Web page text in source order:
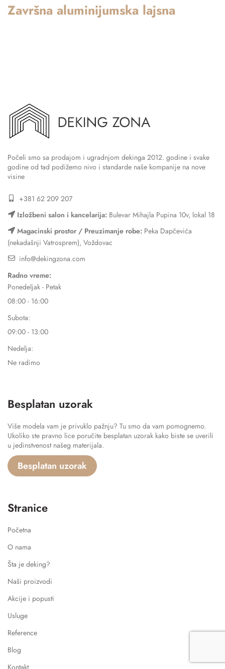
Završna aluminijumska lajsna
Počeli smo sa prodajom i ugradnjom dekinga 2012. godine i svake
godine od tad podižemo nivo i standarde naše kompanije na nove
visine
+381 62 209 207
Izložbeni salon i kancelarija: Bulevar Mihajla Pupina 10v, lokal 18
Magacinski prostor / Preuzimanje robe: Peka Dapčevića
(nekadašnji Vatrosprem), Voždovac
info@dekingzona.com
Radno vreme:
Ponedeljak - Petak
08:00 - 16:00
Subota:
09:00 - 13:00
Nedelja:
Ne radimo
Besplatan uzorak
Više modela vam je privuklo pažnju? Tu smo da vam pomognemo.
Ukoliko ste pravno lice poručite besplatan uzorak kako biste se uverili
u jedinstvenost našeg materijala.
Besplatan uzorak
Stranice
Početna
O nama
Šta je deking?
Naši proizvodi
Akcije i popusti
Usluge
Reference
Blog
Kontakt